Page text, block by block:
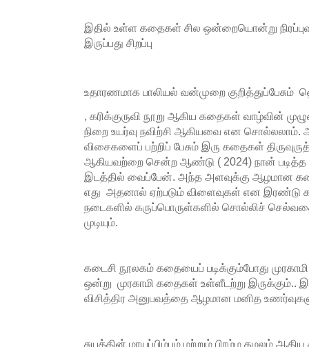
இதில் உள்ள கதைகள் சில ஒன்றையொன்று
இருப்பது சிறப்பு
உதாரணமாக பாலியல் வன்முறை குறித்துப்பேசும்
, கரிக்குருவி நூறு ஆகிய கதைகள் வாழ்வின்
நிறை உயர்வு நவிற்சி ஆகியவை என
விசைகளைப் பற்றிப் பேசும் இரு கதைகள்
ஆகியவற்றை சென்ற ஆண்டு ( 2024) நான்
இடத்தில் வைப்பேன். அந்த அளவுக்கு ஆழமான
எது அதனால் ஏற்படும் விளைவுகள் என இரண்டு
நடைகளில் கருப்பொருள்களில் சொல்லிச்
முடியும்.
கடைசி நூலகம் கதையைப் படிக்கும்போது
ஒன்று முரகாமி கதைகள் உள்ளீடற்று இருக்கும்..
விசித்திர அனுபவத்தை ஆழமான மனித
சுயத்தின் மாயப்பிம்பம் மற்றும் பிரம்ம கமலம்